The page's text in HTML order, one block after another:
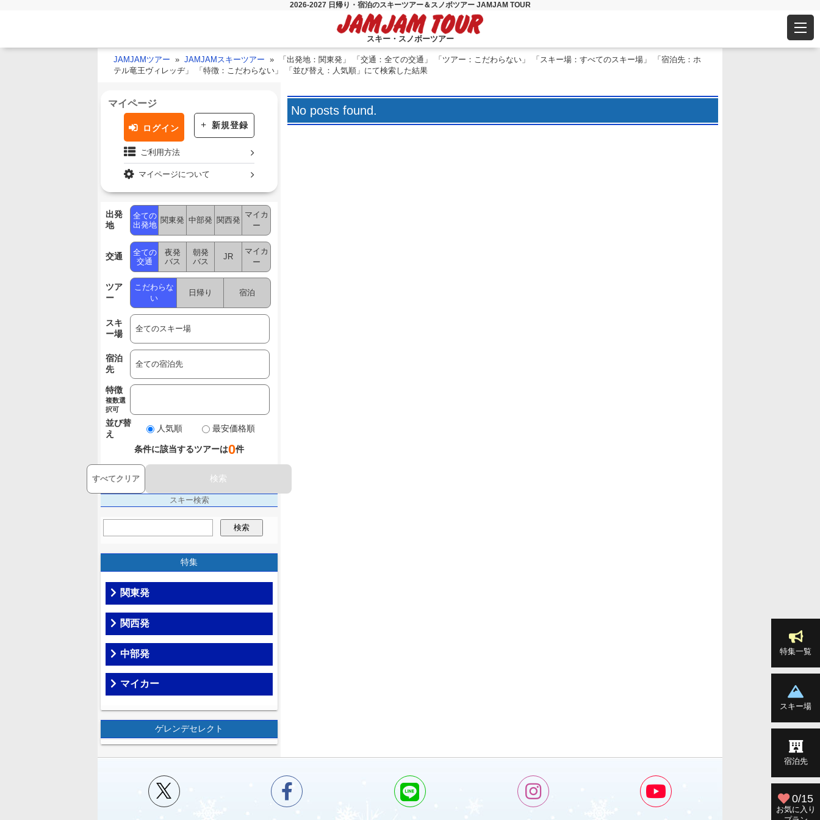
2026-2027 日帰り・宿泊のスキーツアー＆スノボツアー JAMJAM TOUR
スキー・スノボーツアー
JAMJAMツアー JAMJAMスキーツアー
「出発地：関東発」 「交通：全ての交通」 「ツアー：こだわらない」 「スキー場：すべてのスキー場」 「宿泊先：ホ
テル竜王ヴィレッヂ」 「特徴：こだわらない」 「並び替え：人気順」にて検索した結果
No posts found.
マイページ
ログイン 新規登録
ご利用方法
マイページについて
出発
地
全ての
出発地
関東発 中部発 関西発
マイカ
ー
交通
全ての
交通
夜発
バス
朝発
バス
JR
マイカ
ー
ツア
ー
こだわらな
い
日帰り 宿泊
スキ
ー場
宿泊
先
特徴
複数選
択可
並び替
え
人気順 最安価格順
条件に該当するツアーは0件
すべてクリア 検索
スキー検索
検索
特集
関東発
関西発
中部発
マイカー
ゲレンデセレクト
特集一覧
スキー場
宿泊先
0/15
お気に入り